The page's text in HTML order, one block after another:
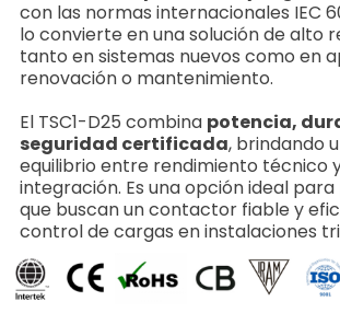
con las normas internacionales IEC
lo convierte en una solución de alto
tanto en sistemas nuevos como en
renovación o mantenimiento.
El TSC1-D25 combina potencia,
seguridad certificada, brindando
equilibrio entre rendimiento técnico
integración. Es una opción ideal
que buscan un contactor fiable y
control de cargas en instalaciones